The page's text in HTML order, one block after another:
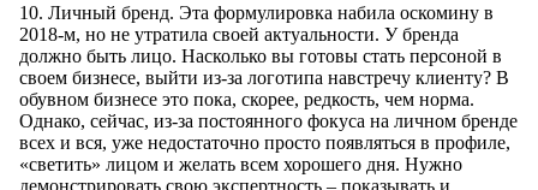
10. Личный бренд. Эта формулировка набила оскомину в
2018-м, но не утратила своей актуальности. У бренда
должно быть лицо. Насколько вы готовы стать персоной в
своем бизнесе, выйти из-за логотипа навстречу клиенту? В
обувном бизнесе это пока, скорее, редкость, чем норма.
Однако, сейчас, из-за постоянного фокуса на личном бренде
всех и вся, уже недостаточно просто появляться в профиле,
«светить» лицом и желать всем хорошего дня. Нужно
демонстрировать свою экспертность – показывать и